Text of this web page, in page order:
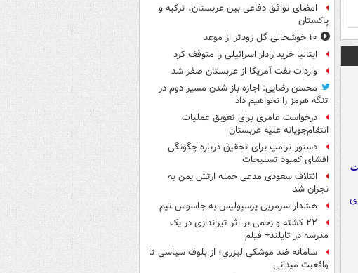
امضای توافق دفاعی بین عربستان، ترکیه و
پاکستان
۱۰ خوشحالی گل زودتر از موعد
ایتالیا خرید رادار اسرائیلی را متوقف کرد
واردات نفت آمریکا از عربستان صفر شد
محسن رضایی: اجازه باز شدن مسیر دوم در
تنگه هرمز را نخواهیم داد
درخواست عامری برای تعویق عملیات
انتقام‌جویانه علیه عربستان
دستور ترامپ برای تحقیق درباره چگونگی
افشای کمبود تسلیحات
ائتلاف سعودی مدعی حمله ارتش یمن به
نجران شد
هشدار سرمربی پرسپولیس به جاسوس تیم
۲۲ کشته و زخمی بر اثر تیراندازی در یک
مدرسه در تایلند+ فیلم
سامانه ضد موشکی لیزری؛ از بلوف سیاسی تا
واقعیت میدانی